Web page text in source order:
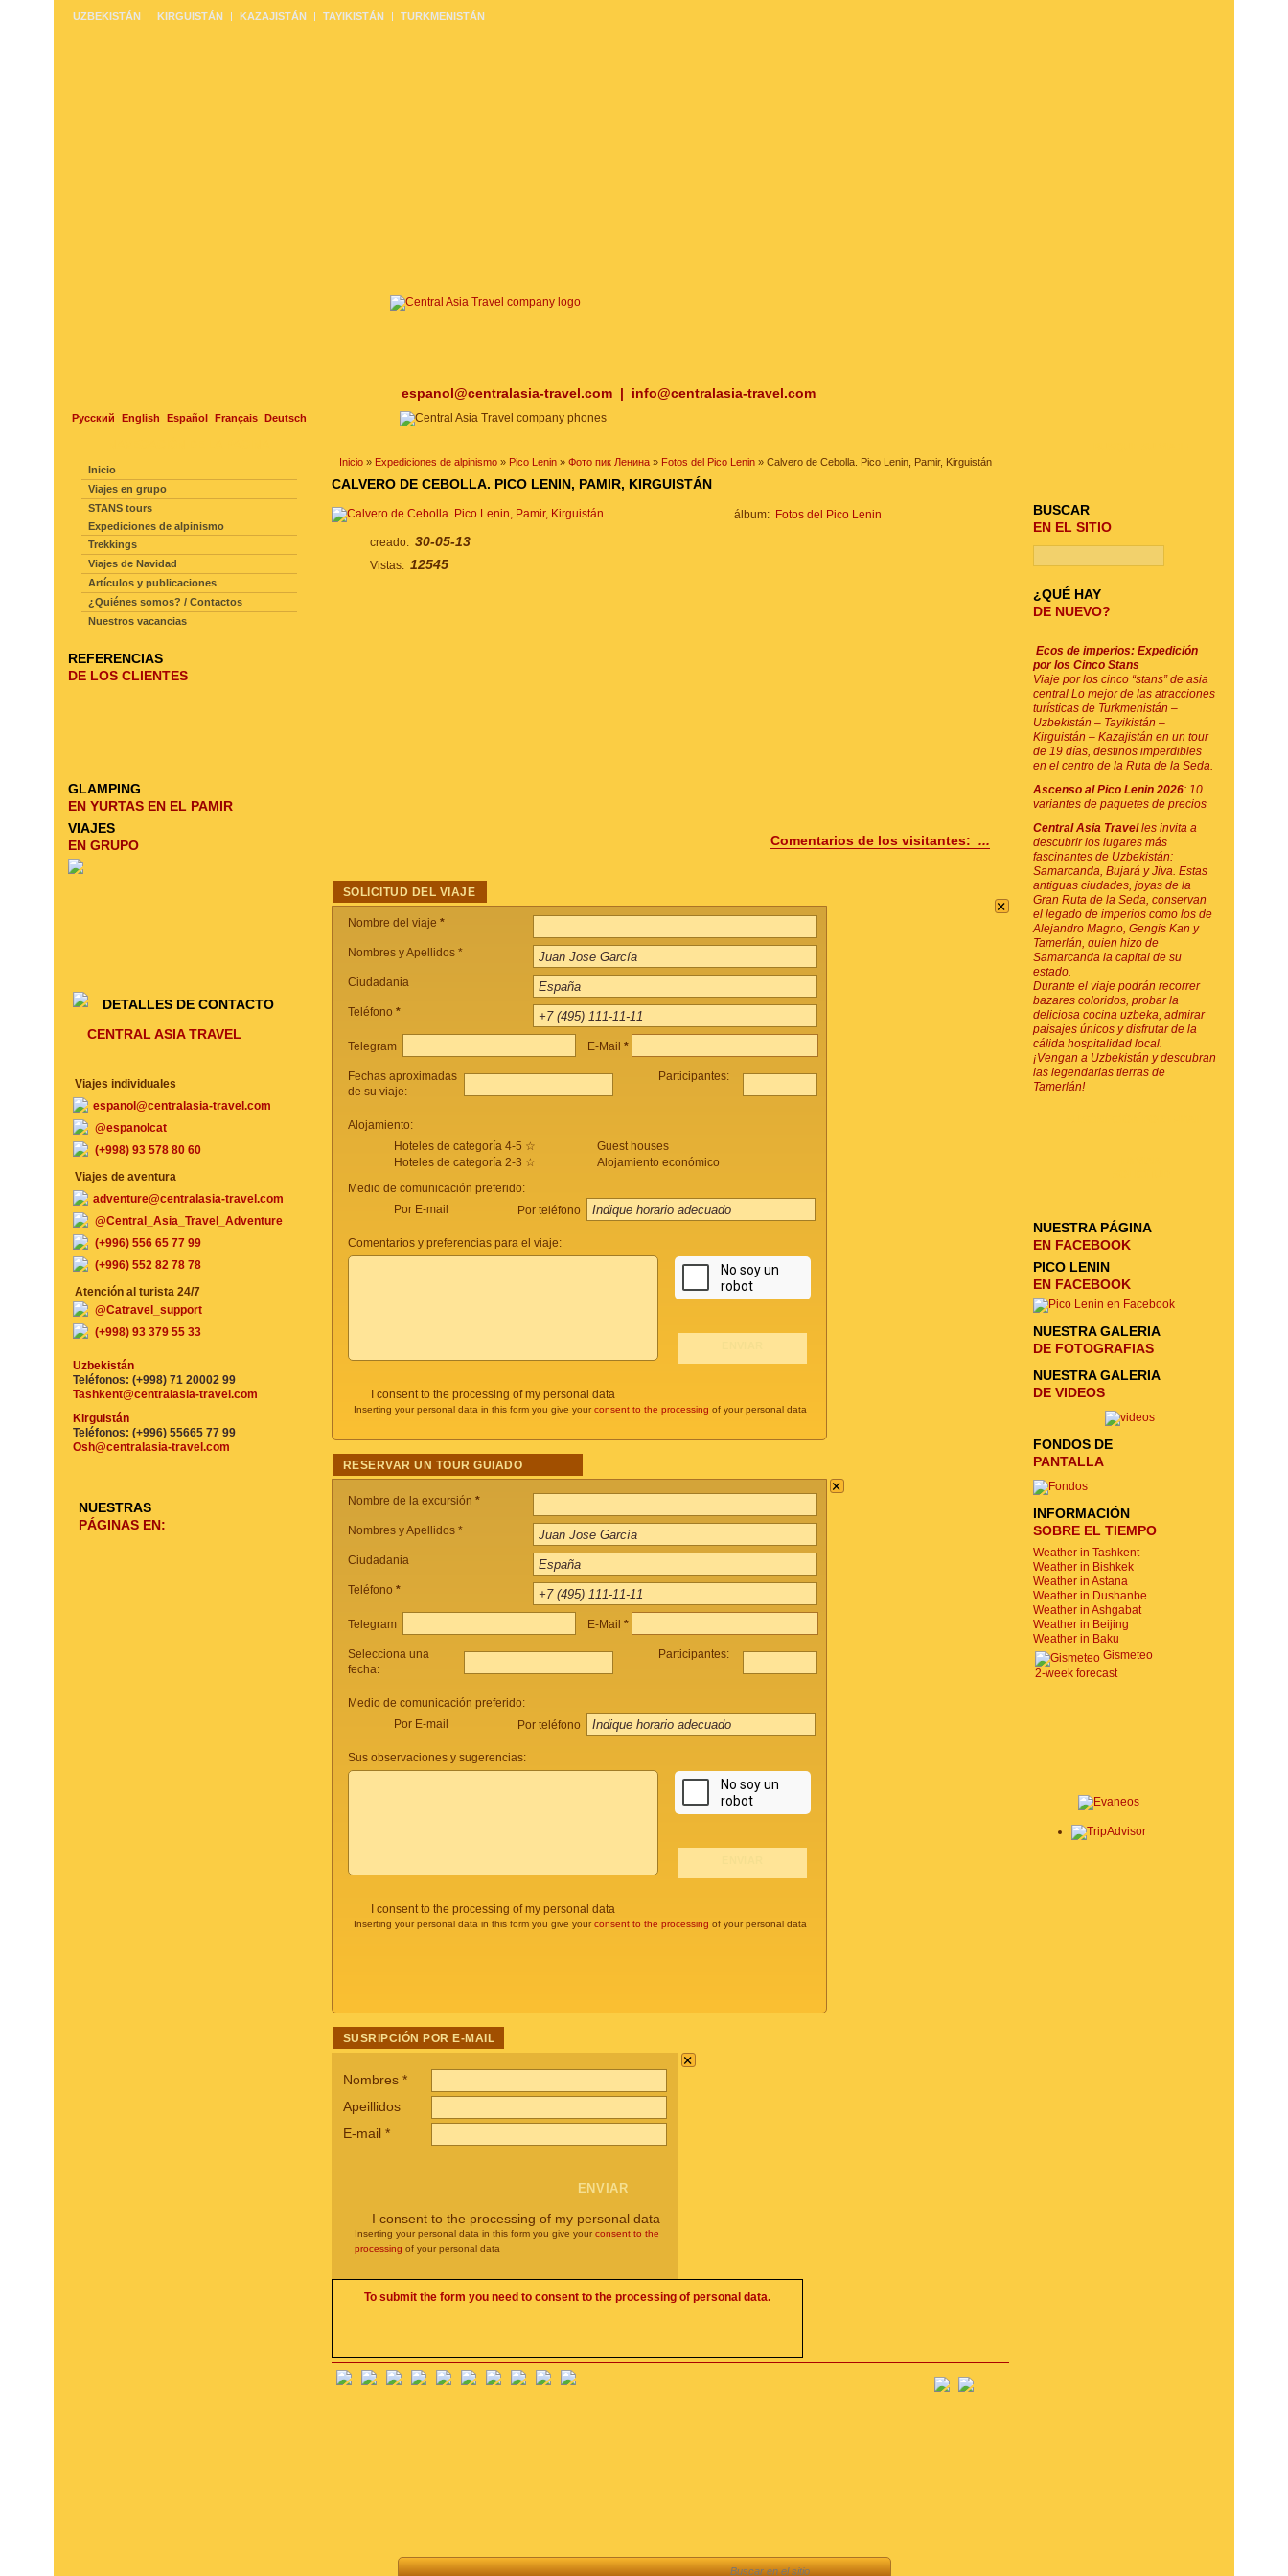
espanol@centralasia-travel.com | info@centralasia-travel.com
Русский English Español Français Deutsch
UZBEKISTÁN KIRGUISTÁN KAZAJISTÁN TAYIKISTÁN TURKMENISTÁN
Inicio » Expediciones de alpinismo » Pico Lenin » Фото пик Ленина » Fotos del Pico Lenin » Calvero de Cebolla. Pico Lenin, Pamir, Kirguistán
CALVERO DE CEBOLLA. PICO LENIN, PAMIR, KIRGUISTÁN
álbum: Fotos del Pico Lenin
creado: 30-05-13
Vistas: 12545
Comentarios de los visitantes: ...
SOLICITUD DEL VIAJE ×
Nombre del viaje *
Nombres y Apellidos *
Ciudadania
Teléfono *
Telegram E-Mail *
Fechas aproximadas
de su viaje:
Participantes:
Alojamiento:
Hoteles de categoría 4-5 ☆
Hoteles de categoría 2-3 ☆
Guest houses
Alojamiento económico
Medio de comunicación preferido:
Por E-mail
Por teléfono
Comentarios y preferencias para el viaje:
I consent to the processing of my personal data
Inserting your personal data in this form you give your consent to the processing of your personal data
RESERVAR UN TOUR GUIADO
×
Nombre de la excursión *
Nombres y Apellidos *
Ciudadania
Teléfono *
Telegram E-Mail *
Selecciona una
fecha:
Participantes:
Medio de comunicación preferido:
Por E-mail
Por teléfono
Sus observaciones y sugerencias:
I consent to the processing of my personal data
Inserting your personal data in this form you give your consent to the processing of your personal data
SUSRIPCIÓN POR E-MAIL
×
Nombres *
Apeillidos
E-mail *
I consent to the processing of my personal data
Inserting your personal data in this form you give your consent to the
processing of your personal data
To submit the form you need to consent to the processing of personal data.
Inicio
Viajes en grupo
STANS tours
Expediciones de alpinismo
Trekkings
Viajes de Navidad
Artículos y publicaciones
¿Quiénes somos? / Contactos
Nuestros vacancias
REFERENCIAS
DE LOS CLIENTES
GLAMPING
EN YURTAS EN EL PAMIR
VIAJES
EN GRUPO
DETALLES DE CONTACTO
CENTRAL ASIA TRAVEL
Viajes individuales
espanol@centralasia-travel.com
@espanolcat
(+998) 93 578 80 60
Viajes de aventura
adventure@centralasia-travel.com
@Central_Asia_Travel_Adventure
(+996) 556 65 77 99
(+996) 552 82 78 78
Atención al turista 24/7
@Catravel_support
(+998) 93 379 55 33
Uzbekistán
Teléfonos: (+998) 71 20002 99
Tashkent@centralasia-travel.com
Kirguistán
Teléfonos: (+996) 55665 77 99
Osh@centralasia-travel.com
NUESTRAS
PÁGINAS EN:
BUSCAR
EN EL SITIO
¿QUÉ HAY
DE NUEVO?
Ecos de imperios: Expedición
por los Cinco Stans
Viaje por los cinco “stans” de asia
central Lo mejor de las atracciones
turísticas de Turkmenistán –
Uzbekistán – Tayikistán –
Kirguistán – Kazajistán en un tour
de 19 días, destinos imperdibles
en el centro de la Ruta de la Seda.
Ascenso al Pico Lenin 2026: 10
variantes de paquetes de precios
Central Asia Travelles invita a
descubrir los lugares más
fascinantes de Uzbekistán:
Samarcanda, Bujará y Jiva. Estas
antiguas ciudades, joyas de la
Gran Ruta de la Seda, conservan
el legado de imperios como los de
Alejandro Magno, Gengis Kan y
Tamerlán, quien hizo de
Samarcanda la capital de su
estado.
Durante el viaje podrán recorrer
bazares coloridos, probar la
deliciosa cocina uzbeka, admirar
paisajes únicos y disfrutar de la
cálida hospitalidad local.
¡Vengan a Uzbekistán y descubran
las legendarias tierras de
Tamerlán!
NUESTRA PÁGINA
EN FACEBOOK
PICO LENIN
EN FACEBOOK
NUESTRA GALERIA
DE FOTOGRAFIAS
NUESTRA GALERIA
DE VIDEOS
FONDOS DE
PANTALLA
INFORMACIÓN
SOBRE EL TIEMPO
Weather in Tashkent
Weather in Bishkek
Weather in Astana
Weather in Dushanbe
Weather in Ashgabat
Weather in Beijing
Weather in Baku
Gismeteo
2-week forecast